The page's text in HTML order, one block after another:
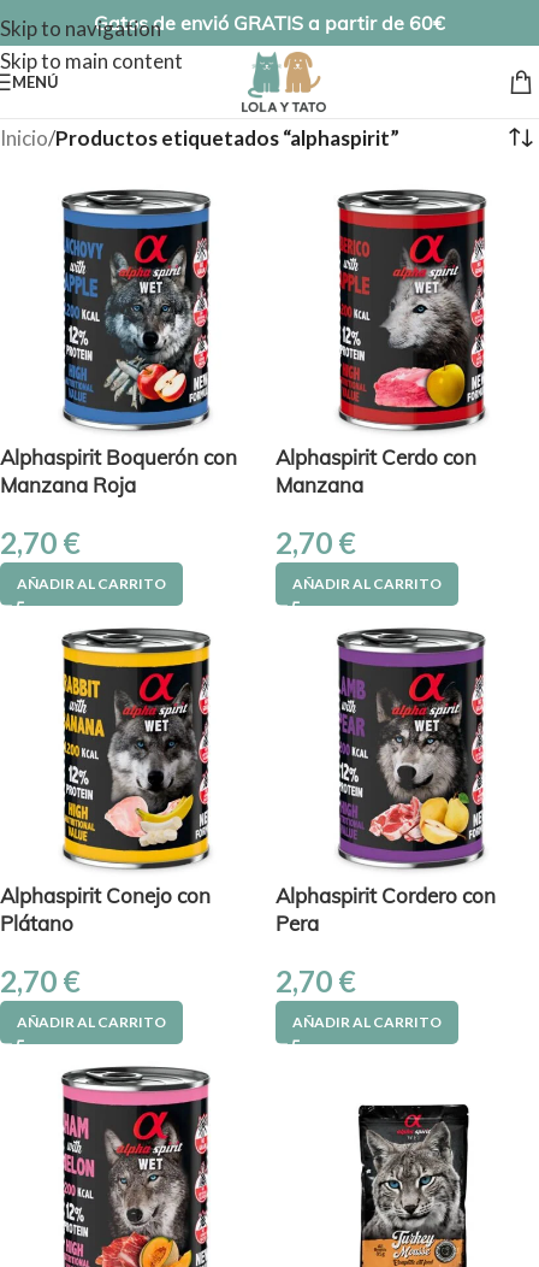
Skip to navigation
Skip to main content
Gatos de envió GRATIS a partir de 60€
MENÚ
Inicio/Productos etiquetados “alphaspirit”
Alphaspirit Boquerón con
Manzana Roja
2,70 €
AÑADIR AL CARRITO
Alphaspirit Cerdo con
Manzana
2,70 €
AÑADIR AL CARRITO
Alphaspirit Conejo con
Plátano
2,70 €
AÑADIR AL CARRITO
Alphaspirit Cordero con
Pera
2,70 €
AÑADIR AL CARRITO